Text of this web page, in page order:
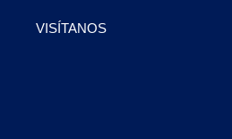
VISÍTANOS